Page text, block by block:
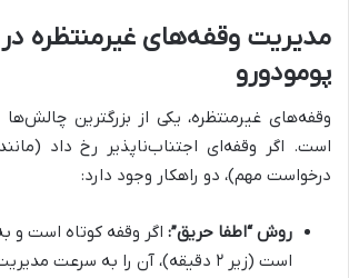
مدیریت وقفه‌های غیرمنتظره
پومودورو
وقفه‌های غیرمنتظره، یکی از بزرگترین چالش‌ها
است. اگر وقفه‌ای اجتناب‌ناپذیر رخ داد
درخواست مهم)، دو راهکار وجود دارد:
روش “اطفا حریق”: اگر وقفه کوتاه است
است (زیر ۲ دقیقه)، آن را به سرعت